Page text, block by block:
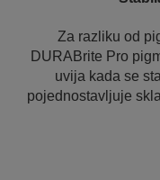
Za razliku od
DURABrite Pro
uvija kada se
pojednostavljuje